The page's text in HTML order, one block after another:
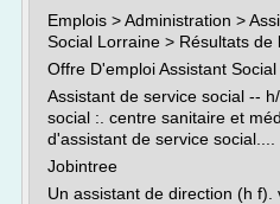
Emplois > Administration >
Social Lorraine > Résultats de
Offre D'emploi Assistant
Assistant de service social --
social :. centre sanitaire et
d'assistant de service social....
Jobintree
Un assistant de direction (h f).